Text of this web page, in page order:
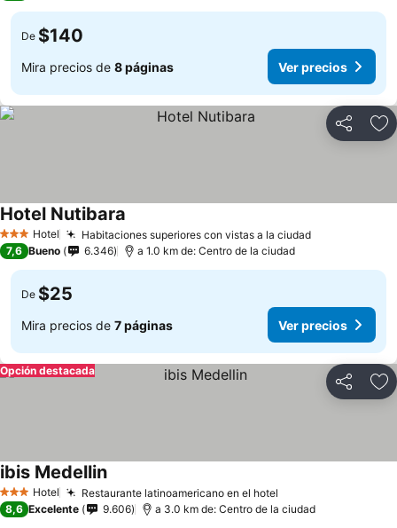
De $140
Mira precios de 8 páginas Ver precios
Compartir
3 Estrellas
Hotel Habitaciones superiores con vistas a la ciudad
Hotel Nutibara
7,6 Bueno 6.346 a 1.0 km de: Centro de la ciudad
De $25
Mira precios de 7 páginas Ver precios
Compartir
Opción destacada
3 Estrellas
Hotel Restaurante latinoamericano en el hotel
ibis Medellin
8,6 Excelente 9.606 a 3.0 km de: Centro de la ciudad